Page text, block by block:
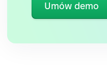
Umów demo